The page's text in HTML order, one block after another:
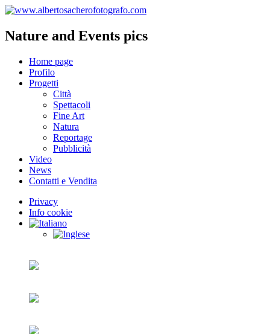
Nature and Events pics
Home page
Profilo
Progetti
Città
Spettacoli
Fine Art
Natura
Reportage
Pubblicità
Video
News
Contatti e Vendita
Privacy
Info cookie